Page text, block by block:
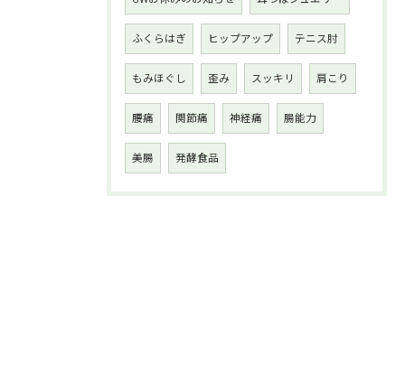
ふくらはぎ ヒップアップ テニス肘
もみほぐし 歪み スッキリ 肩こり
腰痛 関節痛 神経痛 腸能力
美腸 発酵食品